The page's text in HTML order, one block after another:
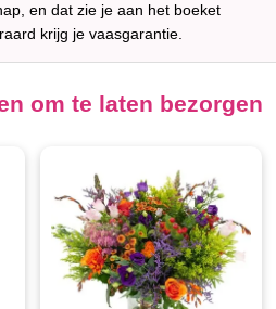
en dat zie je aan het boeket
krijg je vaasgarantie.
om te laten bezorgen